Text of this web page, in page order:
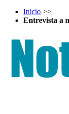
Inicio >>
Entrevista a